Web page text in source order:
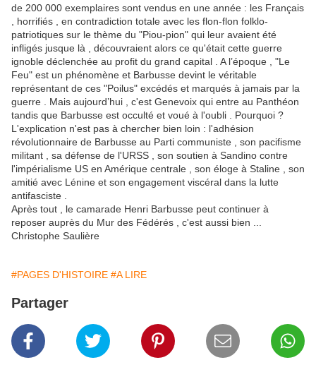
de 200 000 exemplaires sont vendus en une année : les Français
, horrifiés , en contradiction totale avec les flon-flon folklo-
patriotiques sur le thème du "Piou-pion" qui leur avaient été
infligés jusque là , découvraient alors ce qu'était cette guerre
ignoble déclenchée au profit du grand capital . A l’époque , "Le
Feu" est un phénomène et Barbusse devint le véritable
représentant de ces "Poilus" excédés et marqués à jamais par la
guerre . Mais aujourd’hui , c'est Genevoix qui entre au Panthéon
tandis que Barbusse est occulté et voué à l'oubli . Pourquoi ?
L'explication n'est pas à chercher bien loin : l'adhésion
révolutionnaire de Barbusse au Parti communiste , son pacifisme
militant , sa défense de l'URSS , son soutien à Sandino contre
l'impérialisme US en Amérique centrale , son éloge à Staline , son
amitié avec Lénine et son engagement viscéral dans la lutte
antifasciste .
Après tout , le camarade Henri Barbusse peut continuer à
reposer auprès du Mur des Fédérés , c'est aussi bien ...
Christophe Saulière
#PAGES D'HISTOIRE #A LIRE
Partager